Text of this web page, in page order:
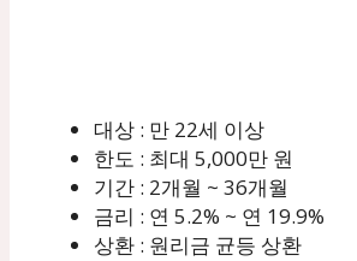
대상 : 만 22세 이상
한도 : 최대 5,000만 원
기간 : 2개월 ~ 36개월
금리 : 연 5.2% ~ 연 19.9%
상환 : 원리금 균등 상환